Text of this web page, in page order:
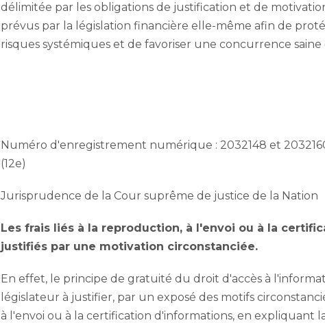
délimitée par les obligations de justification et de
prévus par la législation financière elle-même afin de
risques systémiques et de favoriser une concurrence saine
Numéro d'enregistrement numérique : 2032148 et
(12e)
Jurisprudence de la Cour suprême de justice de la Nation
Les frais liés à la reproduction, à l'envoi ou à la
justifiés par une motivation circonstanciée.
En effet, le principe de gratuité du droit d'accès à
législateur à justifier, par un exposé des motifs
à l'envoi ou à la certification d'informations, en expliquant